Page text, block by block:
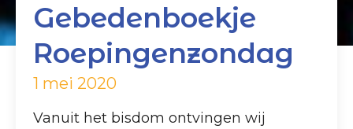
Gebedenboekje
Roepingenzondag
1 mei 2020
Vanuit het bisdom ontvingen wij